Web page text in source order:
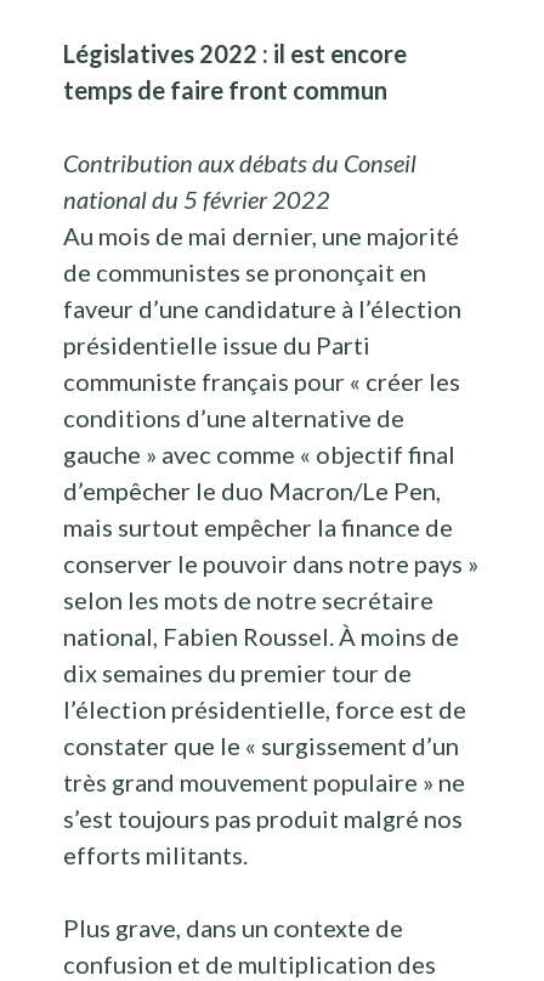
Législatives 2022 : il est encore
temps de faire front commun
Contribution aux débats du Conseil
national du 5 février 2022
Au mois de mai dernier, une majorité
de communistes se prononçait en
faveur d’une candidature à l’élection
présidentielle issue du Parti
communiste français pour « créer les
conditions d’une alternative de
gauche » avec comme « objectif final
d’empêcher le duo Macron/Le Pen,
mais surtout empêcher la finance de
conserver le pouvoir dans notre pays »
selon les mots de notre secrétaire
national, Fabien Roussel. À moins de
dix semaines du premier tour de
l’élection présidentielle, force est de
constater que le « surgissement d’un
très grand mouvement populaire » ne
s’est toujours pas produit malgré nos
efforts militants.
Plus grave, dans un contexte de
confusion et de multiplication des